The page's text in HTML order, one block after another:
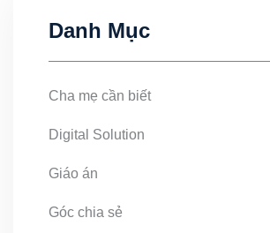
Danh Mục
Cha mẹ cần biết
Digital Solution
Giáo án
Góc chia sẻ